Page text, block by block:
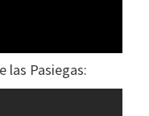
las Pasiegas: